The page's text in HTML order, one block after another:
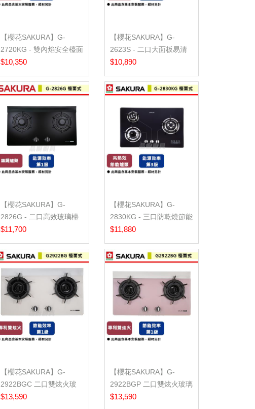
【櫻花SAKURA】G-
2720KG - 雙內焰安全檯面
爐 - (含基本...
$10,350
【櫻花SAKURA】G-
2623S - 二口大面板易清
檯面爐 - (含...
$10,890
【櫻花SAKURA】G-
2826G - 二口高效玻璃檯
面爐 - (含基...
$11,700
【櫻花SAKURA】G-
2830KG - 三口防乾燒節能
檯面爐 - (含...
$11,880
【櫻花SAKURA】G-
2922BGC 二口雙炫火玻
璃檯面爐 奶油杏...
$13,590
【櫻花SAKURA】G-
2922BGP 二口雙炫火玻璃
檯面爐 胭脂粉...
$13,590